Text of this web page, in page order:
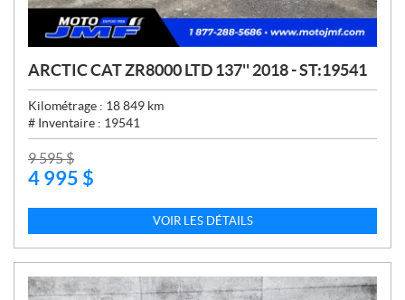
ARCTIC CAT ZR8000 LTD 137'' 2018 - ST:19541
Kilométrage : 18 849 km
# Inventaire : 19541
P
R
9 595$
4 995 $
VOIR LES DÉTAILS